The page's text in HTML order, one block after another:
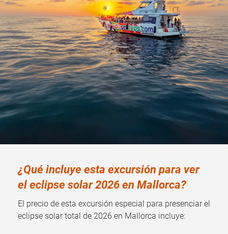
¿Qué incluye esta excursión para ver
el eclipse solar 2026 en Mallorca?
El precio de esta excursión especial para presenciar el
eclipse solar total de 2026 en Mallorca incluye: